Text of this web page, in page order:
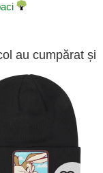
au cumpărat și